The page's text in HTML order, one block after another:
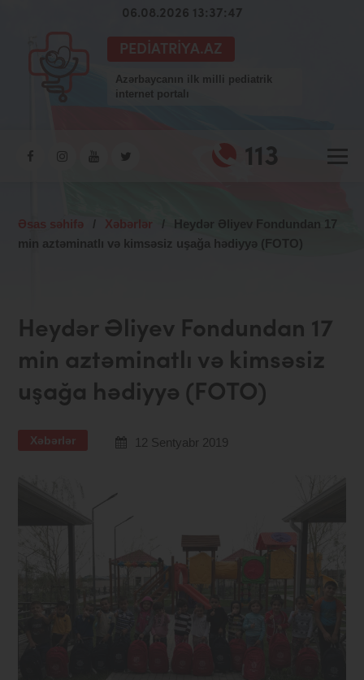
06.08.2026 13:37:48
PEDIATRIYA.AZ
Azərbaycanın ilk milli pediatrik
internet portalı
113
Əsas səhifə / Xəbərlər /
Heydər Əliyev Fondundan 17
min aztəminatlı və kimsəsiz uşağa hədiyyə (FOTO)
Heydər Əliyev Fondundan 17
min aztəminatlı və kimsəsiz
uşağa hədiyyə (FOTO)
Xəbərlər 12 Sentyabr 2019